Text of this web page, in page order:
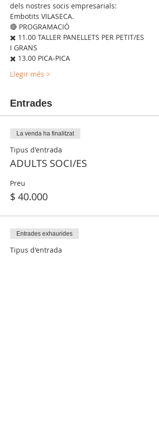
dels nostres socis empresarials:
Embotits VILASECA.
🔴 PROGRAMACIÓ
✖️ 11.00 TALLER PANELLETS PER PETIT/ES
I GRANS
✖️ 13.00 PICA-PICA
Llegir més >
Entrades
La venda ha finalitzat
Tipus d'entrada
ADULTS SOCI/ES
Preu
$ 40.000
Entrades exhaurides
Tipus d'entrada